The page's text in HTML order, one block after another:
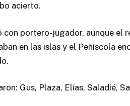
acierto.
portero-jugador, aunque el
en las islas y el Peñíscola
Gus, Plaza, Elías, Saladié,